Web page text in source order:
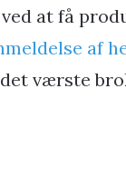
at få
af
værste